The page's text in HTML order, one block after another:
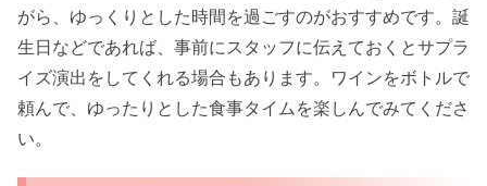
がら、ゆっくりとした時間を過ごすのがおすすめです。誕
生日などであれば、事前にスタッフに伝えておくとサプラ
イズ演出をしてくれる場合もあります。ワインをボトルで
頼んで、ゆったりとした食事タイムを楽しんでみてくださ
い。